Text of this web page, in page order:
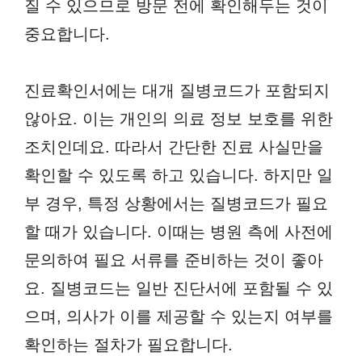
질 수 있으므로 방문 전에 확인해두는 것이
중요합니다.
진료확인서에는 대개 질병코드가 포함되지
않아요. 이는 개인의 의료 정보 보호를 위한
조치인데요. 따라서 간단한 진료 사실만을
확인할 수 있도록 하고 있습니다. 하지만 일
부 경우, 특정 상황에서는 질병코드가 필요
할 때가 있습니다. 이때는 병원 측에 사전에
문의하여 필요 서류를 준비하는 것이 좋아
요. 질병코드는 일반 진단서에 포함될 수 있
으며, 의사가 이를 제공할 수 있는지 여부를
확인하는 절차가 필요합니다.